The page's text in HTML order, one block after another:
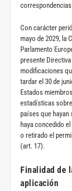
Con carácter
mayo de 2029, la
Parlamento
presente
modificaciones
tardar el 30 de
Estados
estadísticas
países que
haya concedido
o retirado el
(art. 17).
Finalidad de
aplicación